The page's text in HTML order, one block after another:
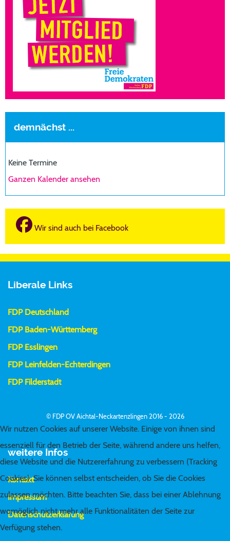
demnächst ...
Keine Termine
Ganzen Kalender ansehen
Wir sind auch bei Facebook
Liberale Links
FDP Deutschland
FDP Baden-Württemberg
FDP Esslingen
FDP Leinfelden-Echterdingen
FDP Filderstadt
© FDP OV Aichtal-Neckartenzlingen 2016 - 2026
weitere Infos
Kontakt
Impressum
Datenschutzerklärung
Wir nutzen Cookies auf unserer Website. Einige von ihnen sind
essenziell für den Betrieb der Seite, während andere uns helfen,
diese Website und die Nutzererfahrung zu verbessern (Tracking
Cookies). Sie können selbst entscheiden, ob Sie die Cookies
zulassen möchten. Bitte beachten Sie, dass bei einer Ablehnung
womöglich nicht mehr alle Funktionalitäten der Seite zur
Verfügung stehen.